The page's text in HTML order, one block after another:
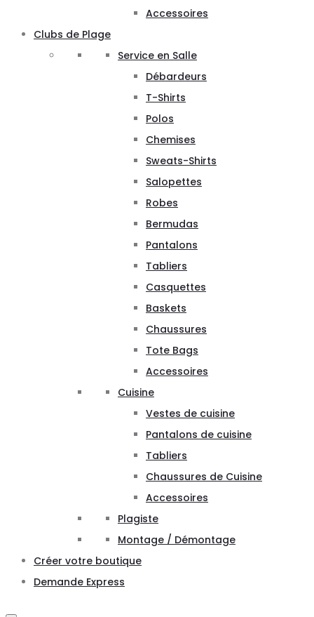
Accessoires
Clubs de Plage
Service en Salle
Débardeurs
T-Shirts
Polos
Chemises
Sweats-Shirts
Salopettes
Robes
Bermudas
Pantalons
Tabliers
Casquettes
Baskets
Chaussures
Tote Bags
Accessoires
Cuisine
Vestes de cuisine
Pantalons de cuisine
Tabliers
Chaussures de Cuisine
Accessoires
Plagiste
Montage / Démontage
Créer votre boutique
Demande Express